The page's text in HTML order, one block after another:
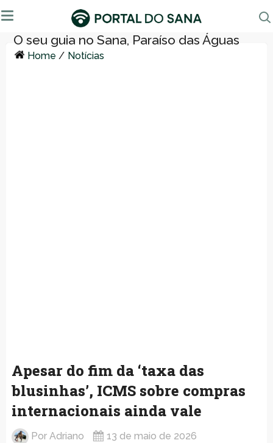
Home / Notícias
Apesar do fim da ‘taxa das
blusinhas’, ICMS sobre compras
internacionais ainda vale
Por Adriano 13 de maio de 2026